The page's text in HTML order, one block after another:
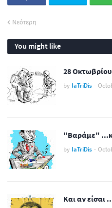
Νεότερη
You might like
28
by IaTriDis -
"Βαράμε"
by IaTriDis -
Και αν